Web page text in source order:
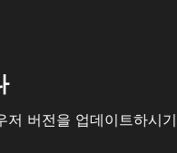
버전을 업데이트하시